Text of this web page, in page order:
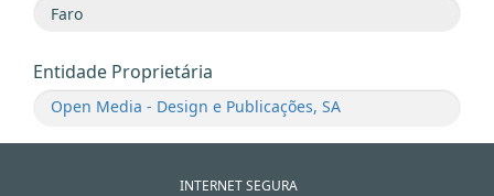
Entidade Proprietária
Open Media - Design e Publicações, SA
INTERNET SEGURA